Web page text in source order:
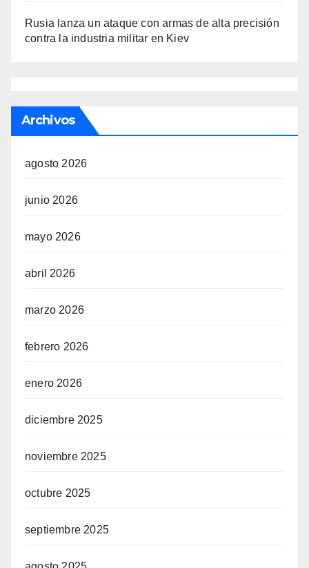
Rusia lanza un ataque con armas de alta precisión
contra la industria militar en Kiev
Archivos
agosto 2026
junio 2026
mayo 2026
abril 2026
marzo 2026
febrero 2026
enero 2026
diciembre 2025
noviembre 2025
octubre 2025
septiembre 2025